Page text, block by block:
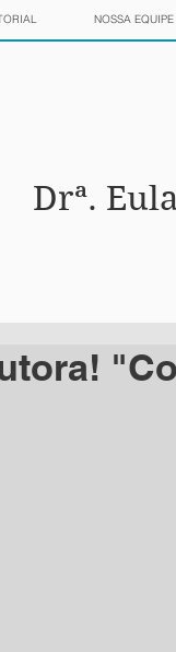
NOSSA EQUIPE
Drª.